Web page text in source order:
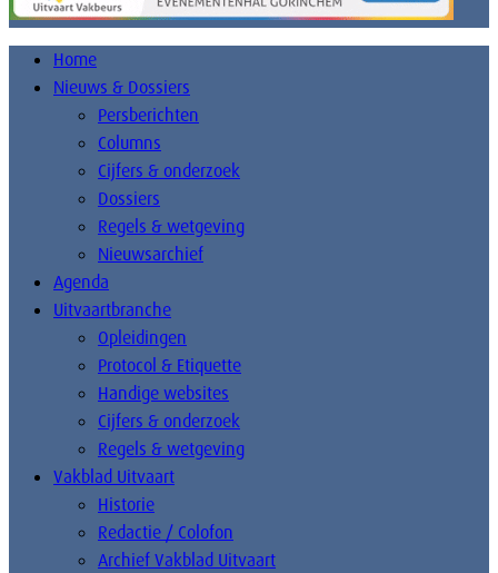
Home
Nieuws & Dossiers
Persberichten
Columns
Cijfers & onderzoek
Dossiers
Regels & wetgeving
Nieuwsarchief
Agenda
Uitvaartbranche
Opleidingen
Protocol & Etiquette
Handige websites
Cijfers & onderzoek
Regels & wetgeving
Vakblad Uitvaart
Historie
Redactie / Colofon
Archief Vakblad Uitvaart